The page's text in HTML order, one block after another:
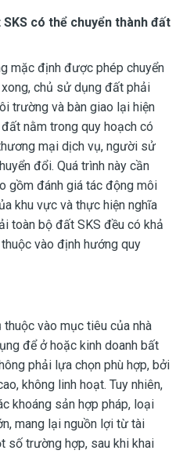
có thể chuyển thành đất
mặc định được phép chuyển
chủ sử dụng đất phải
trường và bàn giao lại hiện
nằm trong quy hoạch có
mại dịch vụ, người sử
đổi. Quá trình này cần
gồm đánh giá tác động môi
khu vực và thực hiện nghĩa
toàn bộ đất SKS đều có khả
vào định hướng quy
vào mục tiêu của nhà
để ở hoặc kinh doanh bất
phải lựa chọn phù hợp, bởi
không linh hoạt. Tuy nhiên,
khoáng sản hợp pháp, loại
mang lại nguồn lợi từ tài
số trường hợp, sau khi khai